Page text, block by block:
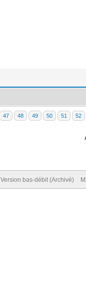
47 48 49 50 51 52
Version bas-débit (Archivé)